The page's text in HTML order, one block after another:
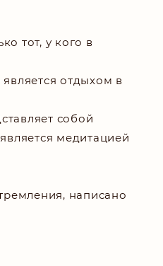
тот, у кого в
отдыхом в
собой
медитацией
написано